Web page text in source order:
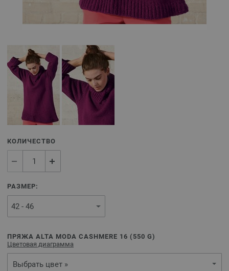
КОЛИЧЕСТВО
РАЗМЕР:
ПРЯЖА ALTA MODA CASHMERE 16 ( 550 G)
Цветовая диаграмма
Выбрать цвет »